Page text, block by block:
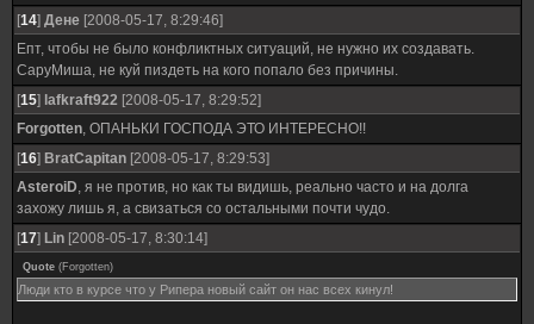
[14] Дене [2008-05-17, 8:29:46]
Епт, чтобы не было конфликтных ситуаций, не нужно их создавать.
СаруМиша, не куй пиздеть на кого попало без причины.
[15] lafkraft922 [2008-05-17, 8:29:52]
Forgotten, ОПАНЬКИ ГОСПОДА ЭТО ИНТЕРЕСНО!!
[16] BratCapitan [2008-05-17, 8:29:53]
AsteroiD, я не против, но как ты видишь, реально часто и на долга
захожу лишь я, а свизаться со остальными почти чудо.
[17] Lin [2008-05-17, 8:30:14]
Quote (Forgotten)
Люди кто в курсе что у Рипера новый сайт он нас всех кинул!